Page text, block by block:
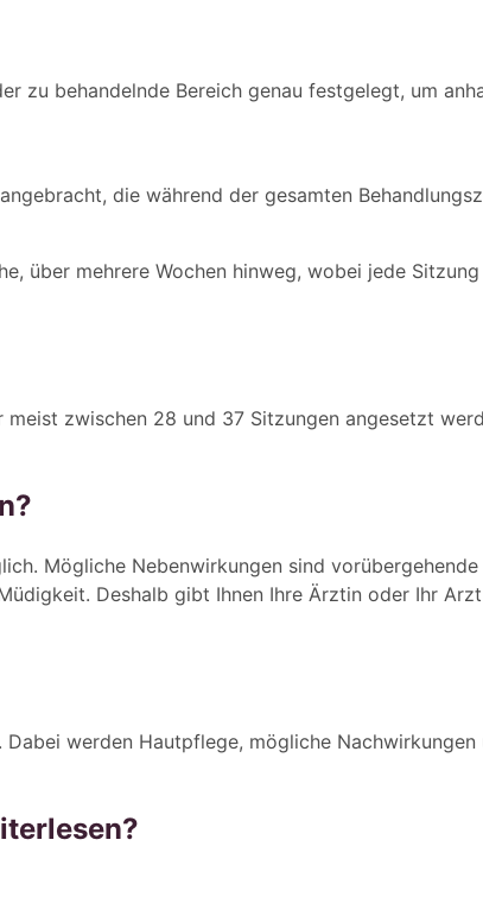
zu behandelnde Bereich genau festgelegt, um
die während der gesamten
über mehrere Wochen hinweg, wobei jede
zwischen 28 und 37 Sitzungen angesetzt
Mögliche Nebenwirkungen sind
Deshalb gibt Ihnen Ihre Ärztin oder Ihr
werden Hautpflege, mögliche